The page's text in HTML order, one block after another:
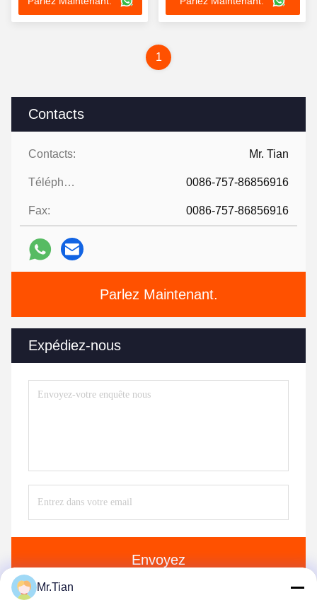
Contacts
Contacts: Mr. Tian
Téléphone: 0086-757-86856916
Fax: 0086-757-86856916
Parlez Maintenant.
Expédiez-nous
Envoyez
508mm d'acier
inoxydable
1
Mr.Tian